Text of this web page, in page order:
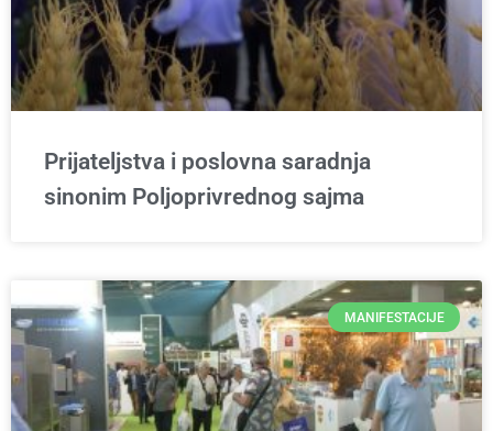
Prijateljstva i poslovna saradnja
sinonim Poljoprivrednog sajma
MANIFESTACIJE